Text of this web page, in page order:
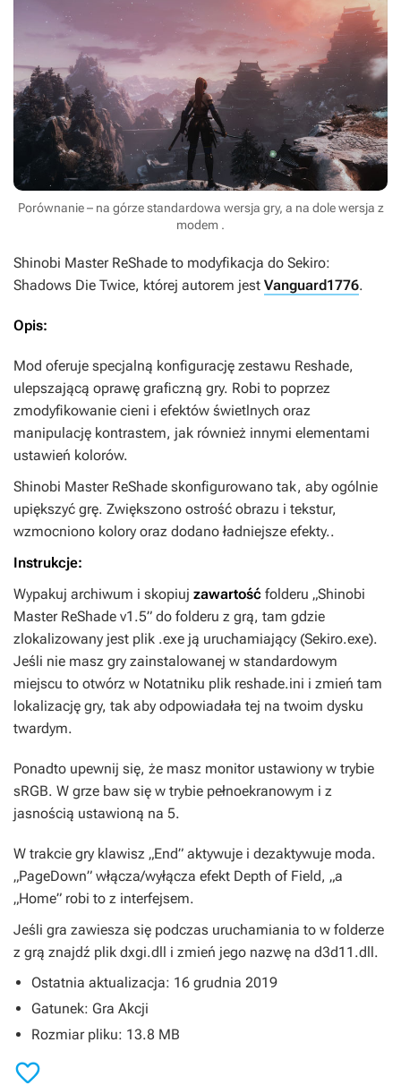
Porównanie – na górze standardowa wersja gry, a na dole wersja z
modem .
Shinobi Master ReShade to modyfikacja do Sekiro:
Shadows Die Twice, której autorem jest Vanguard1776.
Opis:
Mod oferuje specjalną konfigurację zestawu Reshade,
ulepszającą oprawę graficzną gry. Robi to poprzez
zmodyfikowanie cieni i efektów świetlnych oraz
manipulację kontrastem, jak również innymi elementami
ustawień kolorów.
Shinobi Master ReShade skonfigurowano tak, aby ogólnie
upiększyć grę. Zwiększono ostrość obrazu i tekstur,
wzmocniono kolory oraz dodano ładniejsze efekty..
Instrukcje:
Wypakuj archiwum i skopiuj zawartość folderu „Shinobi
Master ReShade v1.5” do folderu z grą, tam gdzie
zlokalizowany jest plik .exe ją uruchamiający (Sekiro.exe).
Jeśli nie masz gry zainstalowanej w standardowym
miejscu to otwórz w Notatniku plik reshade.ini i zmień tam
lokalizację gry, tak aby odpowiadała tej na twoim dysku
twardym.
Ponadto upewnij się, że masz monitor ustawiony w trybie
sRGB. W grze baw się w trybie pełnoekranowym i z
jasnością ustawioną na 5.
W trakcie gry klawisz „End” aktywuje i dezaktywuje moda.
„PageDown” włącza/wyłącza efekt Depth of Field, „a
„Home” robi to z interfejsem.
Jeśli gra zawiesza się podczas uruchamiania to w folderze
z grą znajdź plik dxgi.dll i zmień jego nazwę na d3d11.dll.
Ostatnia aktualizacja: 16 grudnia 2019
Gatunek: Gra Akcji
Rozmiar pliku: 13.8 MB
